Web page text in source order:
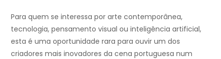
Para quem se interessa por arte contemporânea,
tecnologia, pensamento visual ou inteligência artificial,
esta é uma oportunidade rara para ouvir um dos
criadores mais inovadores da cena portuguesa num